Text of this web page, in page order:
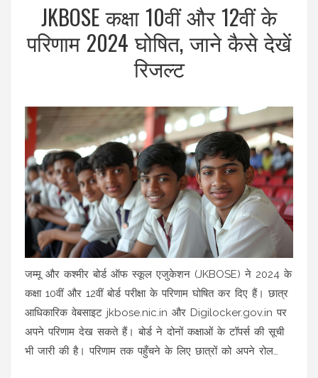
JKBOSE कक्षा 10वीं और 12वीं के
परिणाम 2024 घोषित, जाने कैसे देखें
रिजल्ट
जम्मू और कश्मीर बोर्ड ऑफ स्कूल एजुकेशन (JKBOSE) ने 2024 के
कक्षा 10वीं और 12वीं बोर्ड परीक्षा के परिणाम घोषित कर दिए हैं। छात्र
आधिकारिक वेबसाइट jkbose.nic.in और Digilocker.gov.in पर
अपने परिणाम देख सकते हैं। बोर्ड ने दोनों कक्षाओं के टॉपर्स की सूची
भी जारी की है। परिणाम तक पहुँचने के लिए छात्रों को अपने रोल